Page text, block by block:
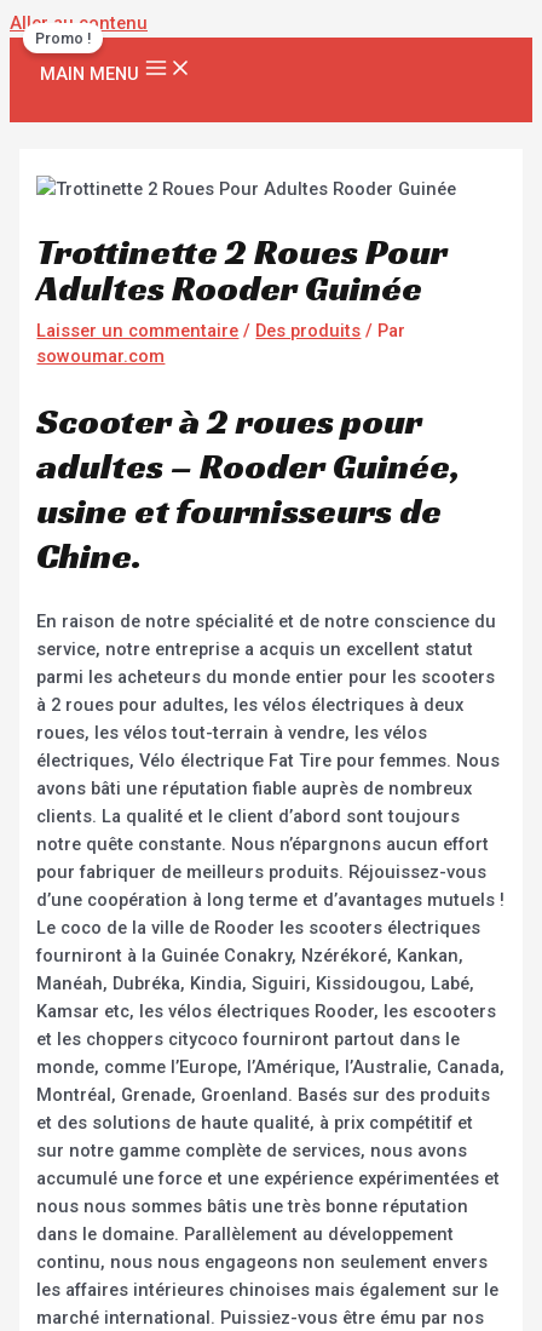
Aller au contenu
MAIN MENU
Trottinette 2 Roues Pour
Adultes Rooder Guinée
Laisser un commentaire / Des produits / Par
sowoumar.com
Scooter à 2 roues pour
adultes – Rooder Guinée,
usine et fournisseurs de
Chine.
En raison de notre spécialité et de notre conscience du
service, notre entreprise a acquis un excellent statut
parmi les acheteurs du monde entier pour les scooters
à 2 roues pour adultes, les vélos électriques à deux
roues, les vélos tout-terrain à vendre, les vélos
électriques, Vélo électrique Fat Tire pour femmes. Nous
avons bâti une réputation fiable auprès de nombreux
clients. La qualité et le client d’abord sont toujours
notre quête constante. Nous n’épargnons aucun effort
pour fabriquer de meilleurs produits. Réjouissez-vous
d’une coopération à long terme et d’avantages mutuels !
Le coco de la ville de Rooder les scooters électriques
fourniront à la Guinée Conakry, Nzérékoré, Kankan,
Manéah, Dubréka, Kindia, Siguiri, Kissidougou, Labé,
Kamsar etc, les vélos électriques Rooder, les escooters
et les choppers citycoco fourniront partout dans le
monde, comme l’Europe, l’Amérique, l’Australie, Canada,
Montréal, Grenade, Groenland. Basés sur des produits
et des solutions de haute qualité, à prix compétitif et
sur notre gamme complète de services, nous avons
accumulé une force et une expérience expérimentées et
nous nous sommes bâtis une très bonne réputation
dans le domaine. Parallèlement au développement
continu, nous nous engageons non seulement envers
les affaires intérieures chinoises mais également sur le
marché international. Puissiez-vous être ému par nos
Promo !